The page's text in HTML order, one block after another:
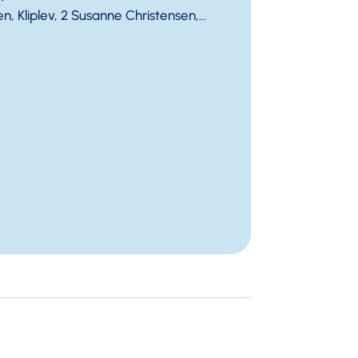
Kliplev, 2 Susanne Christensen,...